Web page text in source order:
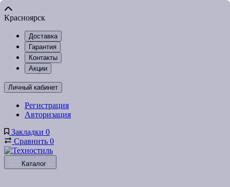
Красноярск
Доставка
Гарантия
Контакты
Акции
Личный кабинет
Регистрация
Авторизация
Закладки 0
Сравнить 0
Каталог